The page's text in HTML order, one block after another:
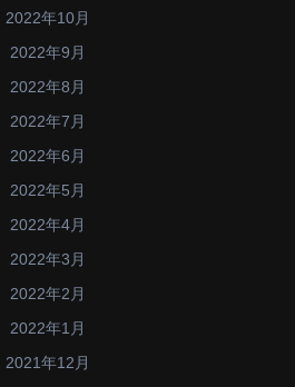
2022年10月
2022年9月
2022年8月
2022年7月
2022年6月
2022年5月
2022年4月
2022年3月
2022年2月
2022年1月
2021年12月